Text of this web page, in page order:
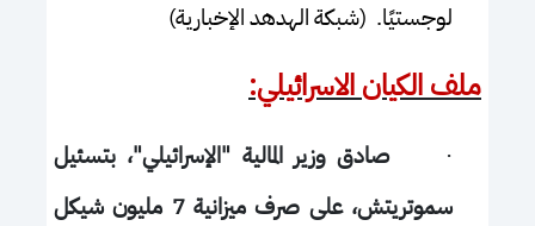
لوجستيًا. (شبكة الهدهد الإخبارية)
ملف الكيان الاسرائيلي:
·صادق وزير المالية "الإسرائيلي"، بتسئيل
سموتريتش، على صرف ميزانية 7 مليون شيكل